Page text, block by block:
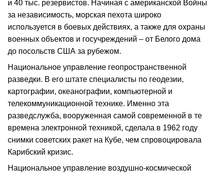
и 40 тыс. резервистов. Начиная с американской Войны
за независимость, морская пехота широко
используется в боевых действиях, а также для охраны
военных объектов и госучреждений – от Белого дома
до посольств США за рубежом.
Национальное управление геопространственной
разведки. В его штате специалисты по геодезии,
картографии, океанографии, компьютерной и
телекоммуникационной технике. Именно эта
разведслужба, вооруженная самой современной в те
времена электронной техникой, сделала в 1962 году
снимки советских ракет на Кубе, чем спровоцировала
Карибский кризис.
Национальное управление воздушно-космической